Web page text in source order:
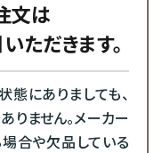
文は
ただきます。
にありましても、
りません。メーカー
合や欠品している